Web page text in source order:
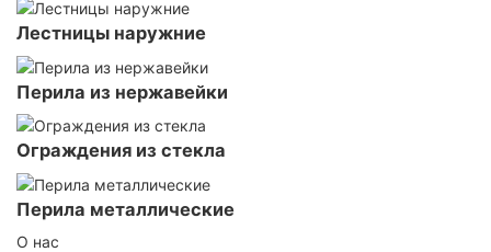
Лестницы наружние
Перила из нержавейки
Ограждения из стекла
Перила металлические
О нас